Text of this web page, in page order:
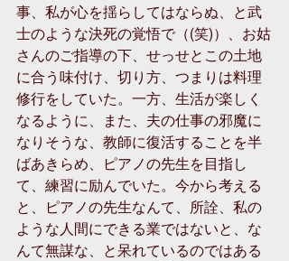
事、私が心を揺らしてはならぬ、と武
士のような決死の覚悟で（(笑)）、お姑
さんのご指導の下、せっせとこの土地
に合う味付け、切り方、つまりは料理
修行をしていた。一方、生活が楽しく
なるように、また、夫の仕事の邪魔に
なりそうな、教師に復活することを半
ばあきらめ、ピアノの先生を目指し
て、練習に励んでいた。今から考える
と、ピアノの先生なんて、所詮、私の
ような人間にできる業ではないと、な
んて無謀な、と呆れているのではある